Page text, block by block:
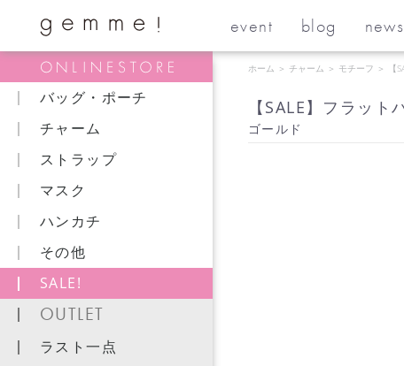
event blog news
バッグ・ポーチ
チャーム
ストラップ
マスク
ハンカチ
その他
SALE!
OUTLET
ラスト一点
ホーム ＞ チャーム ＞ モチーフ ＞ 【
【SALE】フラット
ゴールド